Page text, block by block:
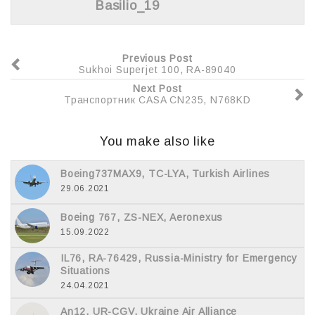
ьBasilio_19
Previous Post
Sukhoi Superjet 100, RA-89040
Next Post
Транспортник CASA CN235, N768KD
You make also like
Boeing737MAX9, TC-LYA, Turkish Airlines
29.06.2021
Boeing 767, ZS-NEX, Aeronexus
15.09.2022
IL76, RA-76429, Russia-Ministry for Emergency
Situations
24.04.2021
An12, UR-CGV, Ukraine Air Alliance